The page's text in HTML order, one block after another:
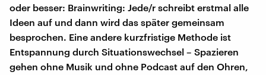
oder besser: Brainwriting: Jede/r schreibt erstmal alle
Ideen auf und dann wird das später gemeinsam
besprochen. Eine andere kurzfristige Methode ist
Entspannung durch Situationswechsel – Spazieren
gehen ohne Musik und ohne Podcast auf den Ohren,